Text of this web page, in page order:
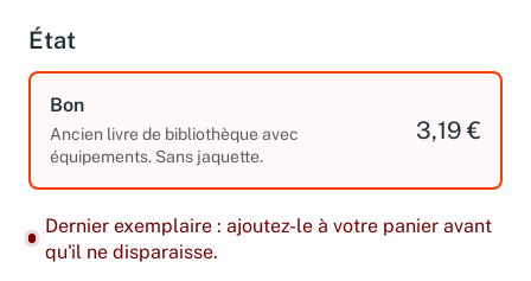
État
Bon
Ancien livre de bibliothèque avec
équipements. Sans jaquette.
3,19 €
Dernier exemplaire : ajoutez-le à votre panier avant
qu'il ne disparaisse.